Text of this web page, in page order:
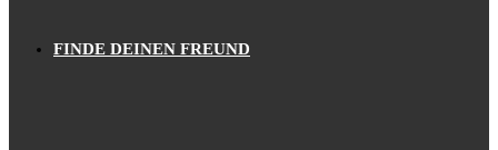
FINDE DEINEN FREUND